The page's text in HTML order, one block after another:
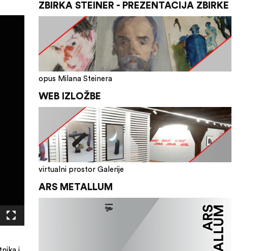
ZBIRKA STEINER - PREZENTACIJA ZBIRKE
opus Milana Steinera
WEB IZLOŽBE
virtualni prostor Galerije
ARS METALLUM